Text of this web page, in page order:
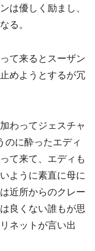
は優しく励まし、
る。
て来るとスーザン
めようとするが冗
わってジェスチャ
のに酔ったエディ
て来て、エディも
ように素直に母に
近所からのクレー
良くない誰もが思
ネットが言い出